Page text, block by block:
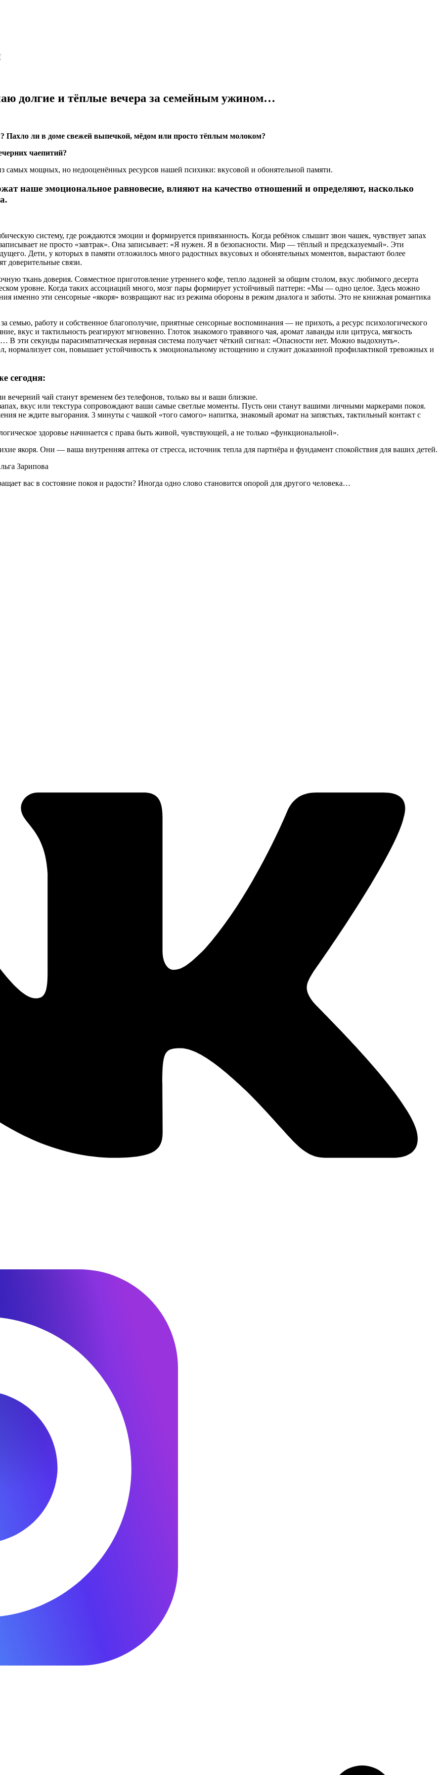
долгие и тёплые вечера за семейным ужином…
Пахло ли в доме свежей выпечкой, мёдом или просто тёплым молоком?
чаепитий?
самых мощных, но недооценённых ресурсов нашей психики: вкусовой и обонятельной памяти.
наше эмоциональное равновесие, влияют на качество отношений и определяют, насколько
систему, где рождаются эмоции и формируется привязанность. Когда ребёнок слышит звон чашек, чувствует запах
не просто «завтрак». Она записывает: «Я нужен. Я в безопасности. Мир — тёплый и предсказуемый». Эти
Дети, у которых в памяти отложилось много радостных вкусовых и обонятельных моментов, вырастают более
доверительные связи.
ткань доверия. Совместное приготовление утреннего кофе, тепло ладоней за общим столом, вкус любимого десерта
уровне. Когда таких ассоциаций много, мозг пары формирует устойчивый паттерн: «Мы — одно целое. Здесь можно
именно эти сенсорные «якоря» возвращают нас из режима обороны в режим диалога и заботы. Это не книжная романтика
семью, работу и собственное благополучие, приятные сенсорные воспоминания — не прихоть, а ресурс психологического
вкус и тактильность реагируют мгновенно. Глоток знакомого травяного чая, аромат лаванды или цитруса, мягкость
В эти секунды парасимпатическая нервная система получает чёткий сигнал: «Опасности нет. Можно выдохнуть».
нормализует сон, повышает устойчивость к эмоциональному истощению и служит доказанной профилактикой тревожных и
сегодня:
вечерний чай станут временем без телефонов, только вы и ваши близкие.
вкус или текстура сопровождают ваши самые светлые моменты. Пусть они станут вашими личными маркерами покоя.
не ждите выгорания. 3 минуты с чашкой «того самого» напитка, знакомый аромат на запястьях, тактильный контакт с
здоровье начинается с права быть живой, чувствующей, а не только «функциональной».
якоря. Они — ваша внутренняя аптека от стресса, источник тепла для партнёра и фундамент спокойствия для ваших детей.
Зарипова
вас в состояние покоя и радости? Иногда одно слово становится опорой для другого человека…